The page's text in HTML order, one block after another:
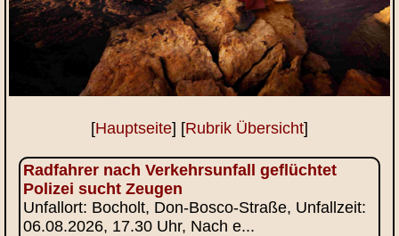
[Hauptseite] [Rubrik Übersicht]
Radfahrer nach Verkehrsunfall geflüchtet
Polizei sucht Zeugen
Unfallort: Bocholt, Don-Bosco-Straße, Unfallzeit:
06.08.2026, 17.30 Uhr, Nach e...